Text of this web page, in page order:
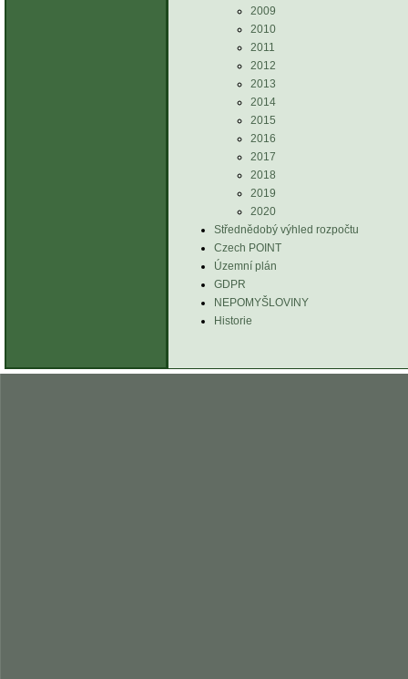
2009
2010
2011
2012
2013
2014
2015
2016
2017
2018
2019
2020
Střednědobý výhled rozpočtu
Czech POINT
Územní plán
GDPR
NEPOMYŠLOVINY
Historie